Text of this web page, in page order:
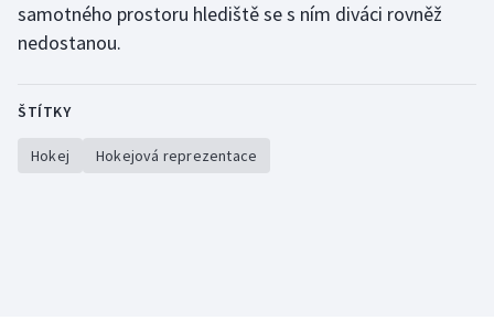
Parasport
samotného prostoru hlediště se s ním diváci rovněž
nedostanou.
ŠTÍTKY
Hokej Hokejová reprezentace